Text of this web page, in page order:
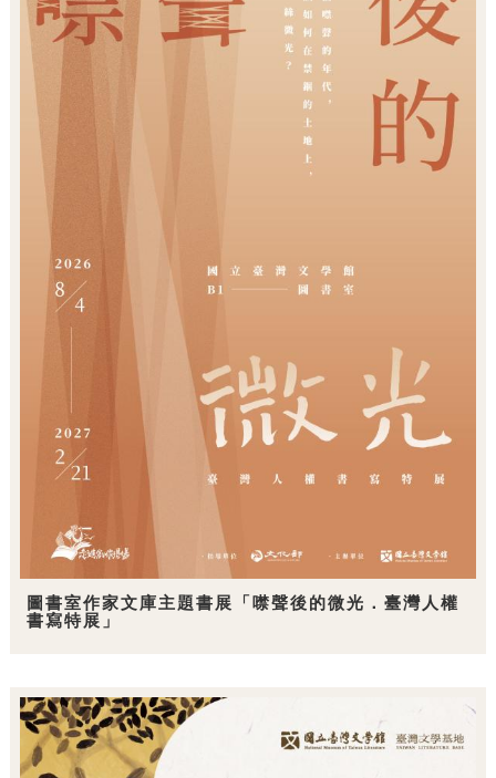
圖書室作家文庫主題書展「噤聲後的微光．臺灣人權
書寫特展」